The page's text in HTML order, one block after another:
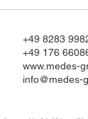
+49 8283
+49 176
www.medes-
info@medes-